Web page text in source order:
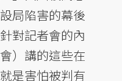
局陷害的幕後
對記者會的內
）講的這些在
是害怕被判有